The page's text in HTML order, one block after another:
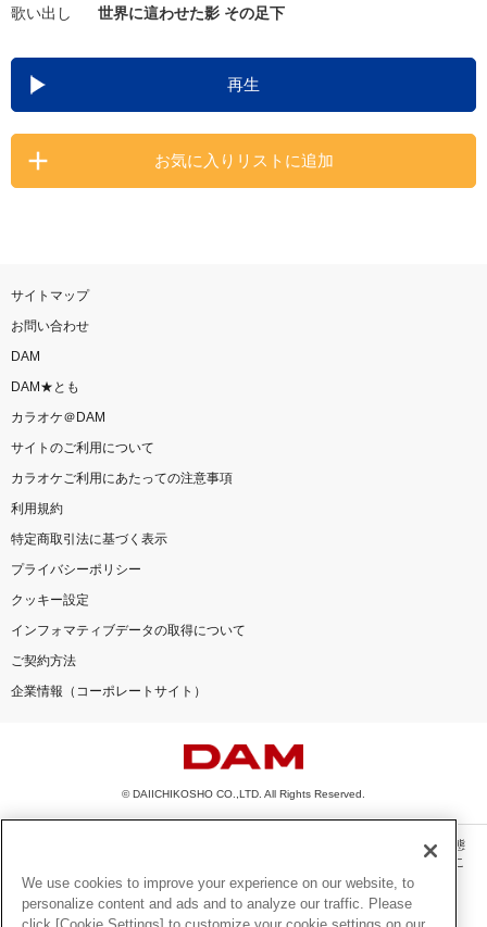
DAMの新曲・ランキングなど
カラオケ最新情報をチェック！
歌い出し
世界に這わせた影 その足下
再生
お気に入りリストに追加
サイトマップ
お問い合わせ
DAM
DAM★とも
カラオケ＠DAM
サイトのご利用について
カラオケご利用にあたっての注意事項
利用規約
特定商取引法に基づく表示
プライバシーポリシー
クッキー設定
インフォマティブデータの取得について
ご契約方法
企業情報（コーポレートサイト）
© DAIICHIKOSHO CO.,LTD. All Rights Reserved.
このサイトに掲載されている一切の文章・画像・写真・動画・音声等を、手段や形態
を問わず、著作権法の定める範囲を超えて無断で複製、転載、ファイル化などするこ
とを禁じます。
楽曲及びコンテンツは、機種によりご利用いただけない場合があります。
We use cookies to improve your experience on our website, to
personalize content and ads and to analyze our traffic. Please